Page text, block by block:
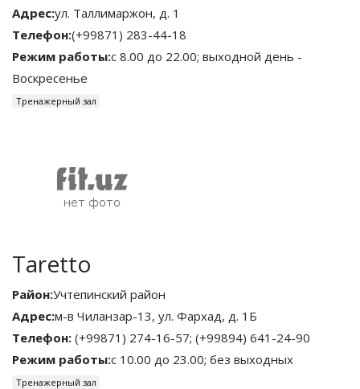
Адрес:ул. Таллимаржон, д. 1
Телефон:(+99871) 283-44-18
Режим работы:с 8.00 до 22.00; выходной день -
Воскресенье
Тренажерный зал
Taretto
Район:Учтепинский район
Адрес:м-в Чиланзар-13, ул. Фархад, д. 1Б
Телефон: (+99871) 274-16-57; (+99894) 641-24-90
Режим работы:с 10.00 до 23.00; без выходных
Тренажерный зал